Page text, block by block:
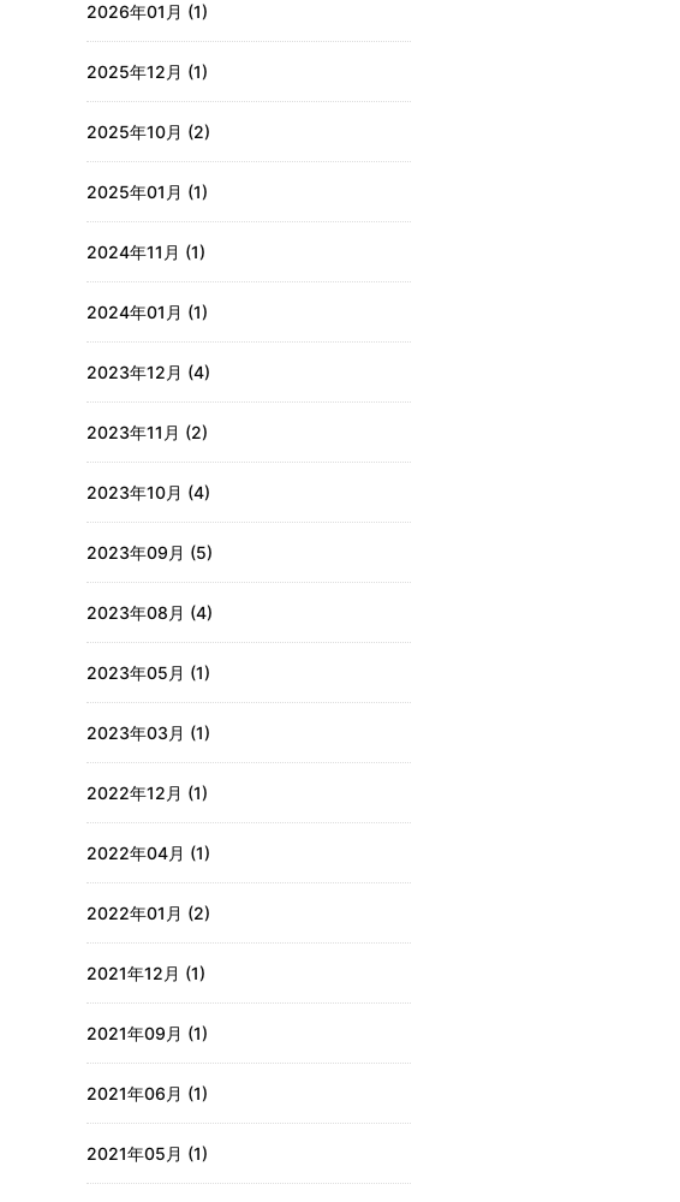
2026年01月 (1)
2025年12月 (1)
2025年10月 (2)
2025年01月 (1)
2024年11月 (1)
2024年01月 (1)
2023年12月 (4)
2023年11月 (2)
2023年10月 (4)
2023年09月 (5)
2023年08月 (4)
2023年05月 (1)
2023年03月 (1)
2022年12月 (1)
2022年04月 (1)
2022年01月 (2)
2021年12月 (1)
2021年09月 (1)
2021年06月 (1)
2021年05月 (1)